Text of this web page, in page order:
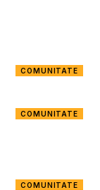
COMUNITATE
COMUNITATE
COMUNITATE